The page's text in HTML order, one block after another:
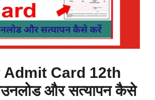
Admit Card 12th
और सत्यापन कैसे